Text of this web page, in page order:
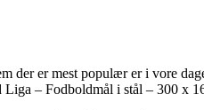
er mest populær er i vore
– Fodboldmål i stål – 300 x